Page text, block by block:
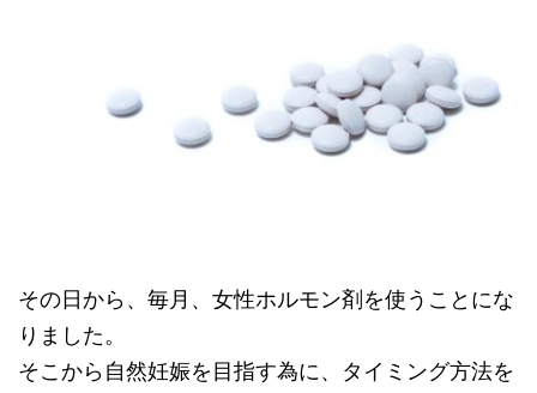
その日から、毎月、女性ホルモン剤を使うことにな
りました。
そこから自然妊娠を目指す為に、タイミング方法を